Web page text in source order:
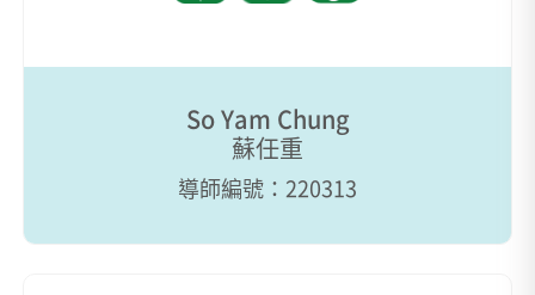
So Yam Chung
蘇任重
導師編號：220313